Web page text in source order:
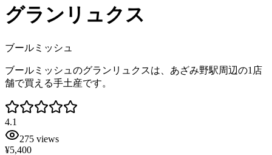
グランリュクス
ブールミッシュ
ブールミッシュのグランリュクスは、あざみ野駅周辺の1店
舗で買える手土産です。
4.1
275 views
¥5,400